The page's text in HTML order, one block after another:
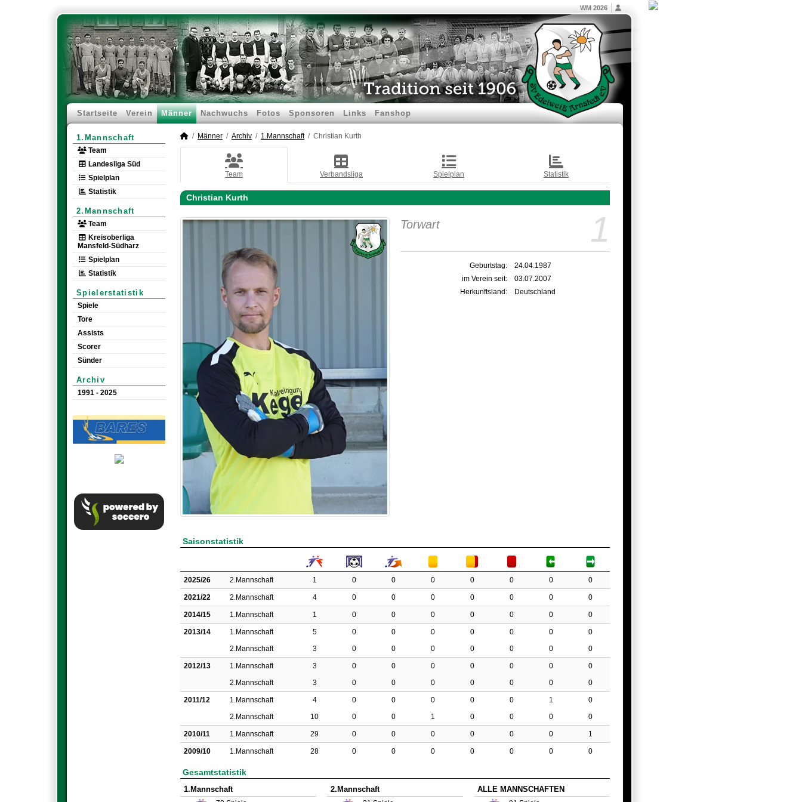
WM 2026
Startseite Verein Männer Nachwuchs Fotos Sponsoren Links Fanshop
1.Mannschaft
Team
Landesliga Süd
Spielplan
Statistik
2.Mannschaft
Team
Kreisoberliga
Mansfeld-Südharz
Spielplan
Statistik
Spielerstatistik
Spiele
Tore
Assists
Scorer
Sünder
Archiv
1991 - 2025
Männer Archiv 1.Mannschaft Christian Kurth
Team Verbandsliga Spielplan Statistik
Christian Kurth
1
Torwart
Geburtstag:
24.04.1987
im Verein seit:
03.07.2007
Herkunftsland:
Deutschland
Saisonstatistik
2025/26 2.Mannschaft 1 0 0 0 0 0 0 0
2021/22 2.Mannschaft 4 0 0 0 0 0 0 0
2014/15 1.Mannschaft 1 0 0 0 0 0 0 0
2013/14 1.Mannschaft 5 0 0 0 0 0 0
0
2.Mannschaft
3 0 0 0 0 0 0 0
2012/13 1.Mannschaft 3 0 0 0 0 0 0
0
2.Mannschaft
3 0 0 0 0 0 0 0
2011/12 1.Mannschaft 4 0 0 0 0 0 1
0
2.Mannschaft
10 0 0 1 0 0 0 0
2010/11 1.Mannschaft 29 0 0 0 0 0 0 1
2009/10 1.Mannschaft 28 0 0 0 0 0 0 0
Gesamtstatistik
1.Mannschaft 2.Mannschaft ALLE MANNSCHAFTEN